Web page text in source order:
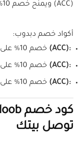
(ACC) ويمنح خصم 10% على أول طلب.
أكواد خصم دبدوب:
(ACC): خصم 10% على جميع المنتجات.
(ACC): خصم 10% على الألعاب الجديدة.
(ACC): خصم 10% على أول طلب لعملاء دبدوب الجدد.
توصل بيتك